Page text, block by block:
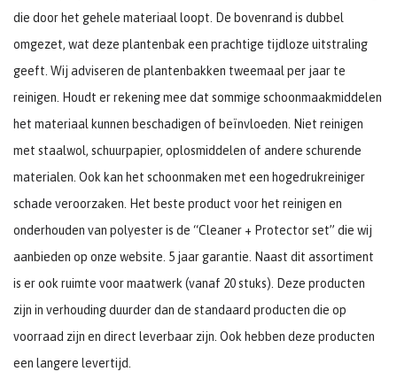
die door het gehele materiaal loopt. De bovenrand is dubbel
omgezet, wat deze plantenbak een prachtige tijdloze uitstraling
geeft. Wij adviseren de plantenbakken tweemaal per jaar te
reinigen. Houdt er rekening mee dat sommige schoonmaakmiddelen
het materiaal kunnen beschadigen of beïnvloeden. Niet reinigen
met staalwol, schuurpapier, oplosmiddelen of andere schurende
materialen. Ook kan het schoonmaken met een hogedrukreiniger
schade veroorzaken. Het beste product voor het reinigen en
onderhouden van polyester is de “Cleaner + Protector set” die wij
aanbieden op onze website. 5 jaar garantie. Naast dit assortiment
is er ook ruimte voor maatwerk (vanaf 20 stuks). Deze producten
zijn in verhouding duurder dan de standaard producten die op
voorraad zijn en direct leverbaar zijn. Ook hebben deze producten
een langere levertijd.